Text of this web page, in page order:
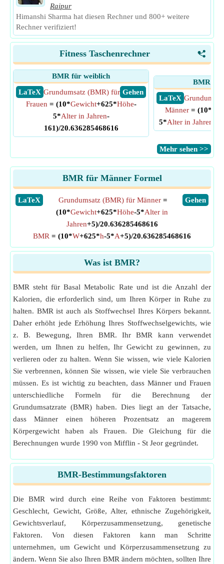
Raipur
Himanshi Sharma hat diesen Rechner und 800+ weitere
Rechner verifiziert!
<
Fitness Taschenrechner
BMR für weiblich
​ LaTeX
​ Gehen
Grundumsatz (BMR) für
Frauen = (10*Gewicht+625*Höhe-
5*Alter in Jahren-
161)/20.636285468616
BMR für
​ LaTeX
Männer = (10*
5*Alter in Jahren
​Mehr sehen >>
BMR für Männer Formel
​LaTeX ​Gehen
Grundumsatz (BMR) für Männer=
(10*Gewicht+625*Höhe-5*Alter in
Jahren+5)/20.636285468616
BMR = (10*W+625*h-5*A+5)/20.636285468616
Was ist BMR?
BMR steht für Basal Metabolic Rate und ist die Anzahl der
Kalorien, die erforderlich sind, um Ihren Körper in Ruhe zu
halten. BMR ist auch als Stoffwechsel Ihres Körpers bekannt.
Daher erhöht jede Erhöhung Ihres Stoffwechselgewichts, wie
z. B. Bewegung, Ihren BMR. Ihr BMR kann verwendet
werden, um Ihnen zu helfen, Ihr Gewicht zu gewinnen, zu
verlieren oder zu halten. Wenn Sie wissen, wie viele Kalorien
Sie verbrennen, können Sie wissen, wie viele Sie verbrauchen
müssen. Es ist wichtig zu beachten, dass Männer und Frauen
unterschiedliche Formeln für die Berechnung der
Grundumsatzrate (BMR) haben. Dies liegt an der Tatsache,
dass Männer einen höheren Prozentsatz an magerem
Körpergewicht haben als Frauen. Die Gleichung für die
Berechnungen wurde 1990 von Mifflin - St Jeor gegründet.
BMR-Bestimmungsfaktoren
Die BMR wird durch eine Reihe von Faktoren bestimmt:
Geschlecht, Gewicht, Größe, Alter, ethnische Zugehörigkeit,
Gewichtsverlauf, Körperzusammensetzung, genetische
Faktoren. Von diesen Faktoren kann man Schritte
unternehmen, um Gewicht und Körperzusammensetzung zu
ändern. Wenn Sie also Ihren BMR ändern möchten, sollten Ihre